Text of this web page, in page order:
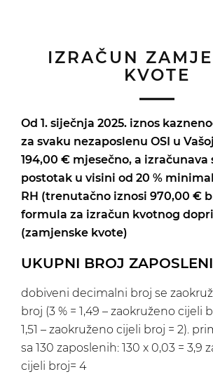
IZRAČUN
KVOTE
Od 1. siječnja 2025. iznos
za svaku nezaposlenu OSI u
194,00 € mjesečno, a izračunava
postotak u visini od 20 %
RH (trenutačno iznosi 970,00 €
formula za izračun kvotnog
(zamjenske kvote)
UKUPNI BROJ
dobiveni decimalni broj se
broj (3 % = 1,49 – zaokruženo cijeli
1,51 – zaokruženo cijeli broj = 2).
sa 130 zaposlenih: 130 x 0,03 = 3,9
cijeli broj= 4